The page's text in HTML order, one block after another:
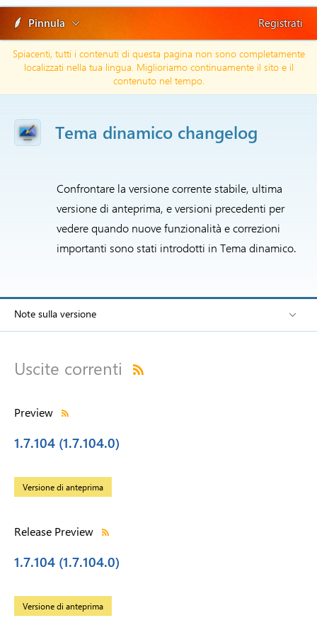
Pinnula Registrati
Spiacenti, tutti i contenuti di questa pagina non sono completamente
localizzati nella tua lingua. Miglioriamo continuamente il sito e il
contenuto nel tempo.
Tema dinamico changelog
Confrontare la versione corrente stabile, ultima
versione di anteprima, e versioni precedenti per
vedere quando nuove funzionalità e correzioni
importanti sono stati introdotti in Tema dinamico.
Note sulla versione
Uscite correnti
Preview
1.7.104 (1.7.104.0)
Versione di anteprima
Release Preview
1.7.104 (1.7.104.0)
Versione di anteprima